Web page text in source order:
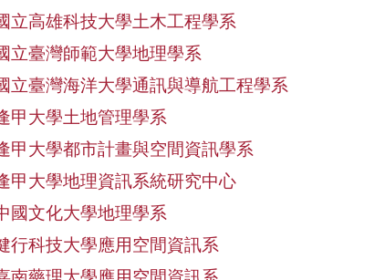
立高雄科技大學土木工程學系
立臺灣師範大學地理學系
立臺灣海洋大學通訊與導航工程學系
甲大學土地管理學系
甲大學都市計畫與空間資訊學系
甲大學地理資訊系統研究中心
國文化大學地理學系
行科技大學應用空間資訊系